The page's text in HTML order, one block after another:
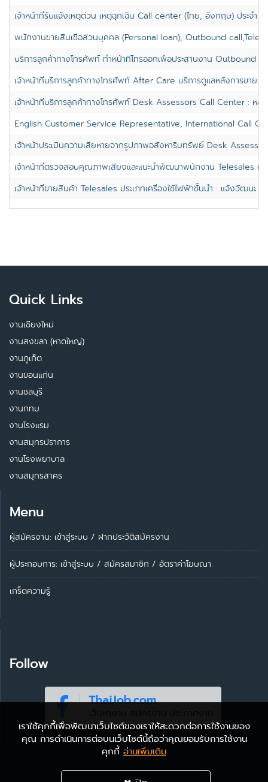
เจ้าหน้าที่รับแจ้งเหตุด่วน เหตุฉุกเฉิน Call center (ไทย, อังกฤษ) ประจำ
พนักงานขายสินเชื่อส่วนบุคคล (Personal loan), Outbound
บริการลูกค้าทางโทรศัพท์ ทำหน้าที่โทรออกเพื่อประสานงาน Outbound
เจ้าหน้าที่บริการลูกค้าทางโทรศัพท์ After Care บริการดูแลหลังการขาย :
เจ้าหน้าที่บริการลูกค้าทางโทรศัพท์ Desk Assessors Call Center : หลั
English Customer Service Representative, International Call
เจ้าหน้าประเมินความเสียหายจากรูปภาพอสังหาริมทรัพย์ Desk
เจ้าหน้าที่ตรวจสอบคุณภาพเสียงและแนะนำพัฒนาพนักงาน Telesales
เจ้าหน้าที่ขายสินค้า Telesales ประเภทเครื่องใช้ไฟฟ้าชั้นนำ : แจ้งวัฒนะ
Quick Links
งานเชียงใหม่
งานสงขลา (หาดใหญ่)
งานภูเก็ต
งานขอนแก่น
งานชลบุรี
งานกทม
งานโรงแรม
งานสมุทรปราการ
งานโรงพยาบาล
งานสมุทรสาคร
Menu
ผู้สมัครงาน: เข้าสู่ระบบ / ฝากประวัติสมัครงาน
ผู้ประกอบการ: เข้าสู่ระบบ / สมัครสมาชิก / อัตราค่าโฆษณา
เกร็ดความรู้
Follow
เราใช้คุกกี้เพื่อพัฒนาเว็บไซต์ของเราให้สะดวกต่อการใช้งานของ
คุณ การดำเนินการต่อบนเว็บไซต์นี้ถือว่าคุณยอมรับการใช้งาน
คุกกี้ อ่านเพิ่มเติม